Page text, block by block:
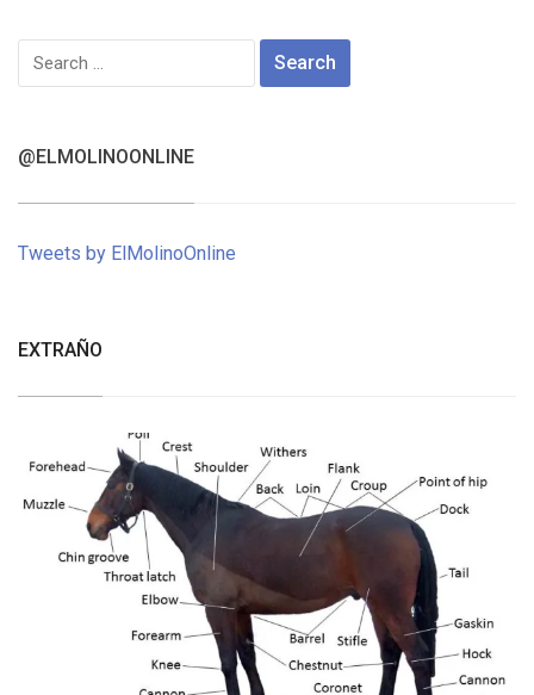
Search
for:
@ELMOLINOONLINE
Tweets by ElMolinoOnline
EXTRAÑO